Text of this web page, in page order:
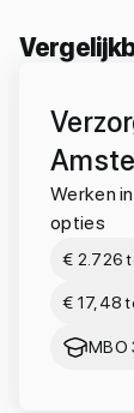
Werken
opties
€ 2.726
€ 17,48
MBO